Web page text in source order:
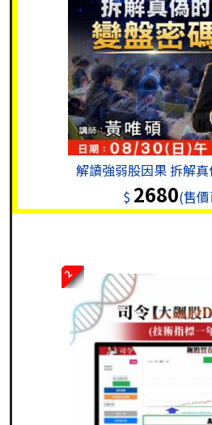
解讀強弱股因果 拆解
$ 2680(售
2